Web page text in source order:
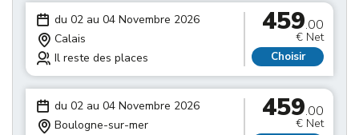
du 02 au 04 Novembre 2026
Calais
Il reste des places
459.00
€ Net
Choisir
du 02 au 04 Novembre 2026
Boulogne-sur-mer
459.00
€ Net